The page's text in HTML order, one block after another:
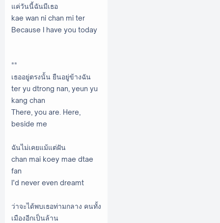
แค่วันนี้ฉันมีเธอ
kae wan ni chan mi ter
Because I have you today
**
เธออยู่ตรงนั้น ยืนอยู่ข้างฉัน
ter yu dtrong nan, yeun yu
kang chan
There, you are. Here,
beside me
ฉันไม่เคยแม้แต่ฝัน
chan mai koey mae dtae
fan
I’d never even dreamt
ว่าจะได้พบเธอท่ามกลาง คนทั้ง
เมืองอีกเป็นล้าน